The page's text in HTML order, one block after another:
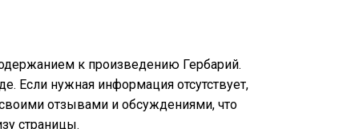
к произведению Гербарий.
Если нужная информация отсутствует,
отзывами и обсуждениями, что
страницы.